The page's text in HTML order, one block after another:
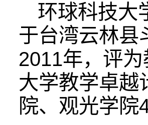
环球科技大
于台湾云林县
2011年，评
大学教学卓越
院、观光学院